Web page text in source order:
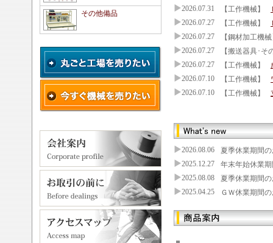
その他備品
2026.07.31
【工作機械】
2026.07.27
【工作機械】
2026.07.27
【鋼材加工機
2026.07.27
【搬送器具･
2026.07.27
【工作機械】
2026.07.10
【工作機械】
2026.07.10
【工作機械】
2026.08.06
夏季休業期間
2025.12.27
年末年始休業期
2025.08.08
夏季休業期間
2025.04.25
ＧＷ休業期間